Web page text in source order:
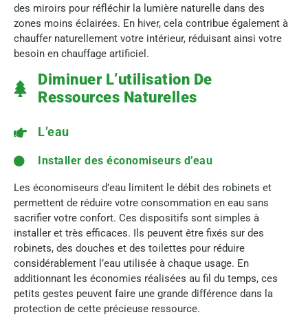
des miroirs pour réfléchir la lumière naturelle dans des
zones moins éclairées. En hiver, cela contribue également à
chauffer naturellement votre intérieur, réduisant ainsi votre
besoin en chauffage artificiel.
Diminuer L’utilisation De
Ressources Naturelles
L’eau
Installer des économiseurs d’eau
Les économiseurs d’eau limitent le débit des robinets et
permettent de réduire votre consommation en eau sans
sacrifier votre confort. Ces dispositifs sont simples à
installer et très efficaces. Ils peuvent être fixés sur des
robinets, des douches et des toilettes pour réduire
considérablement l’eau utilisée à chaque usage. En
additionnant les économies réalisées au fil du temps, ces
petits gestes peuvent faire une grande différence dans la
protection de cette précieuse ressource.